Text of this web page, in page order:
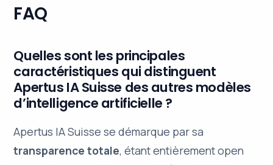
FAQ
Quelles sont les principales
caractéristiques qui distinguent
Apertus IA Suisse des autres modèles
d’intelligence artificielle ?
Apertus IA Suisse se démarque par sa
transparence totale, étant entièrementopen